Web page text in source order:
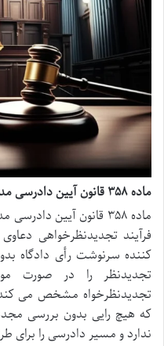
ماده ۳۵۸ قانون آیین دادرسی مدنی
ماده ۳۵۸ قانون آیین
فرآیند تجدیدنظرخواهی
کننده سرنوشت رأی دادگاه
تجدیدنظر را در صورت
تجدیدنظرخواه مشخص می
که هیچ رایی بدون بررسی
ندارد و مسیر دادرسی را برای